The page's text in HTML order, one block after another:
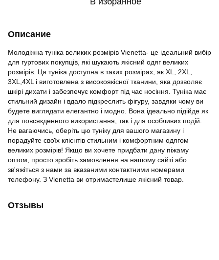
Описание
Молодіжна туніка великих розмірів Vienetta- це ідеальний вибір
для гуртових покупців, які шукають якісний одяг великих
розмірів. Ця туніка доступна в таких розмірах, як XL, 2XL,
3XL,4XL і виготовлена з високоякісної тканини, яка дозволяє
шкірі дихати і забезпечує комфорт під час носіння. Туніка має
стильний дизайн і вдало підкреслить фігуру, завдяки чому ви
будете виглядати елегантно і модно. Вона ідеально підійде як
для повсякденного використання, так і для особливих подій.
Не вагаючись, оберіть цю туніку для вашого магазину і
порадуйте своїх клієнтів стильним і комфортним одягом
великих розмірів! Якщо ви хочете придбати дану піжаму
оптом, просто зробіть замовлення на нашому сайті або
зв'яжіться з нами за вказаними контактними номерами
телефону. З Vienetta ви отримаєтелише якісний товар.
Отзывы